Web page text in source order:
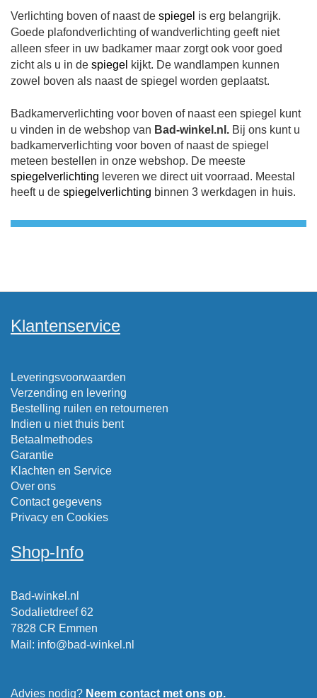
Verlichting boven of naast de spiegel is erg belangrijk.
Goede plafondverlichting of wandverlichting geeft niet
alleen sfeer in uw badkamer maar zorgt ook voor goed
zicht als u in de spiegel kijkt. De wandlampen kunnen
zowel boven als naast de spiegel worden geplaatst.
Badkamerverlichting voor boven of naast een spiegel kunt
u vinden in de webshop van Bad-winkel.nl. Bij ons kunt u
badkamerverlichting voor boven of naast de spiegel
meteen bestellen in onze webshop. De meeste
spiegelverlichting leveren we direct uit voorraad. Meestal
heeft u de spiegelverlichting binnen 3 werkdagen in huis.
Klantenservice
Leveringsvoorwaarden
Verzending en levering
Bestelling ruilen en retourneren
Indien u niet thuis bent
Betaalmethodes
Garantie
Klachten en Service
Over ons
Contact gegevens
Privacy en Cookies
Shop-Info
Bad-winkel.nl
Sodalietdreef 62
7828 CR Emmen
Mail : info@bad-winkel.nl
Advies nodig? Neem contact met ons op.